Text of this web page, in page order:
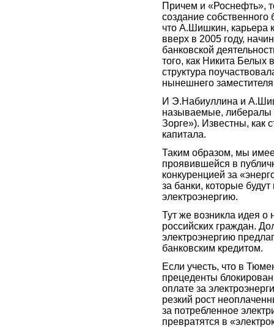
Причем и «Роснефть»,
создание собственного
что А.Шишкин, карьера
вверх в 2005 году,
банковской
того, как Никита Белых
структура
нынешнего
И Э.Набиуллина и
называемые, либералы
Зорге»). Известны, как
капитала.
Таким образом, мы
проявившейся в
конкуренцией за
за банки, которые
электроэнергию.
Тут же возникла идея о
российских граждан.
электроэнергию
банковским кредитом.
Если учесть, что в
прецеденты
оплате за
резкий рост
за потребленное
превратятся в